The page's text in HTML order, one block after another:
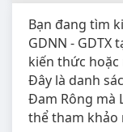
Bạn đang tìm
GDNN - GDTX
kiến thức hoặc
Đây là danh
Đam Rông mà
thể tham khảo